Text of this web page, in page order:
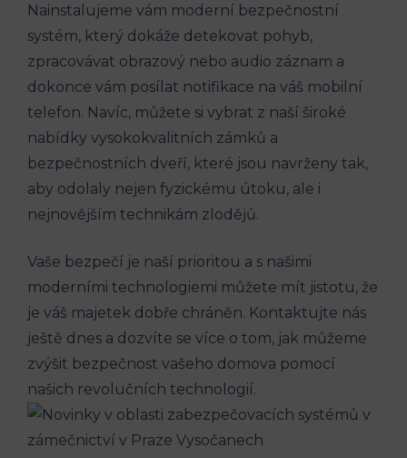
Nainstalujeme vám moderní bezpečnostní
systém, který dokáže detekovat pohyb,
zpracovávat obrazový nebo audio záznam a
dokonce vám posílat notifikace na váš mobilní
telefon. Navíc, můžete si vybrat z naší široké
nabídky vysokokvalitních zámků a
bezpečnostních dveří, které jsou navrženy tak,
aby odolaly nejen fyzickému útoku, ale i
nejnovějším technikám zlodějů.
Vaše bezpečí je naší prioritou a s našimi
moderními technologiemi můžete mít jistotu, že
je váš majetek dobře chráněn. Kontaktujte nás
ještě dnes a dozvíte se více o tom, jak můžeme
zvýšit bezpečnost vašeho domova pomocí
našich revolučních technologií.